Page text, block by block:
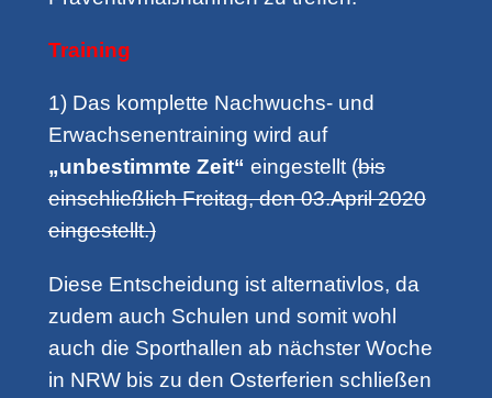
Training
1) Das komplette Nachwuchs- und
Erwachsenentraining wird auf
„unbestimmte Zeit“ eingestellt (bis
einschließlich Freitag, den 03.April 2020
eingestellt.)
Diese Entscheidung ist alternativlos, da
zudem auch Schulen und somit wohl
auch die Sporthallen ab nächster Woche
in NRW bis zu den Osterferien schließen